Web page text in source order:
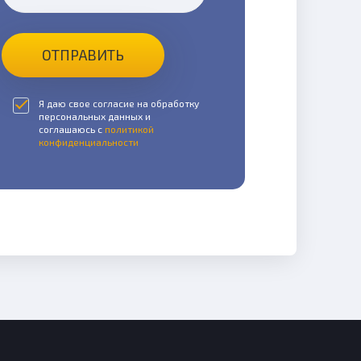
ОТПРАВИТЬ
Я даю свое согласие на обработку
персональных данных и
соглашаюсь с политикой
конфиденциальности